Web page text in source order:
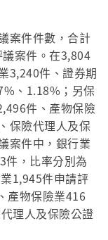
案件件數，合計
案件。在3,804
3,240件、證券期
、1.18%；另保
件、產物保險
保險代理人及保
案件中，銀行業
件，比率分別為
1,945件申請評
產物保險業416
理人及保險公證